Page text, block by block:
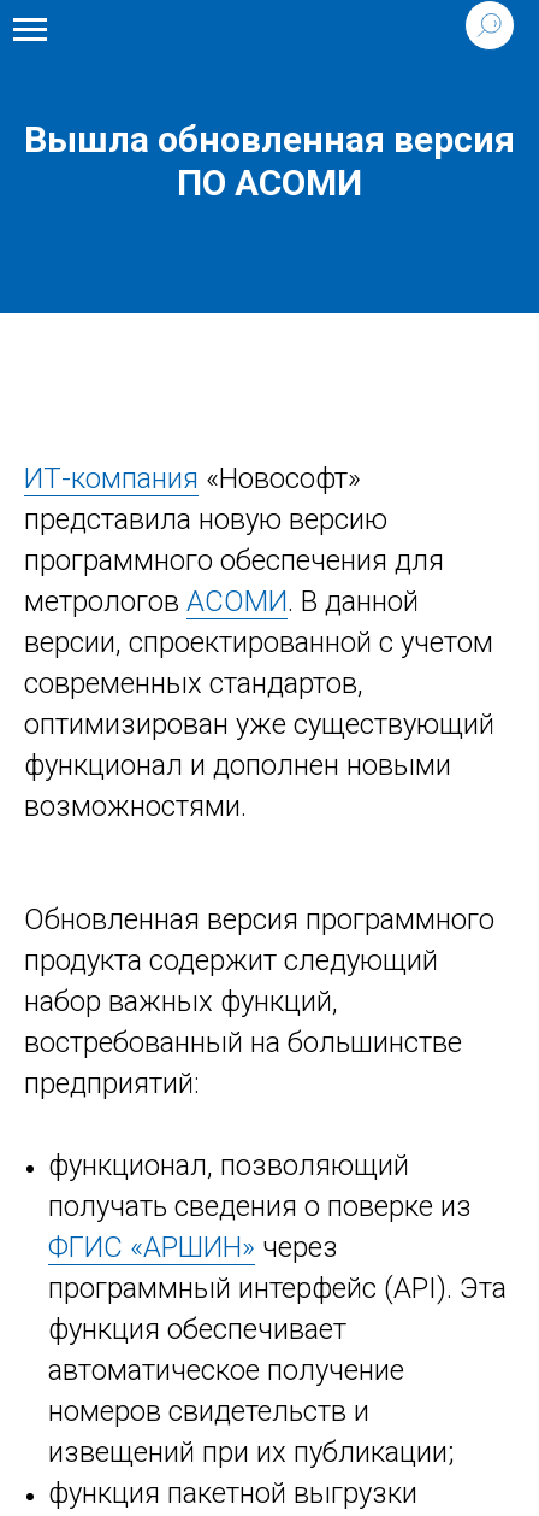
Вышла обновленная версия
ПО АСОМИ
ИТ-компания «Новософт»
представила новую версию
программного обеспечения для
метрологов АСОМИ. В данной
версии, спроектированной с учетом
современных стандартов,
оптимизирован уже существующий
функционал и дополнен новыми
возможностями.
Обновленная версия программного
продукта содержит следующий
набор важных функций,
востребованный на большинстве
предприятий:
функционал, позволяющий
получать сведения о поверке из
ФГИС «АРШИН» через
программный интерфейс (API). Эта
функция обеспечивает
автоматическое получение
номеров свидетельств и
извещений при их публикации;
функция пакетной выгрузки